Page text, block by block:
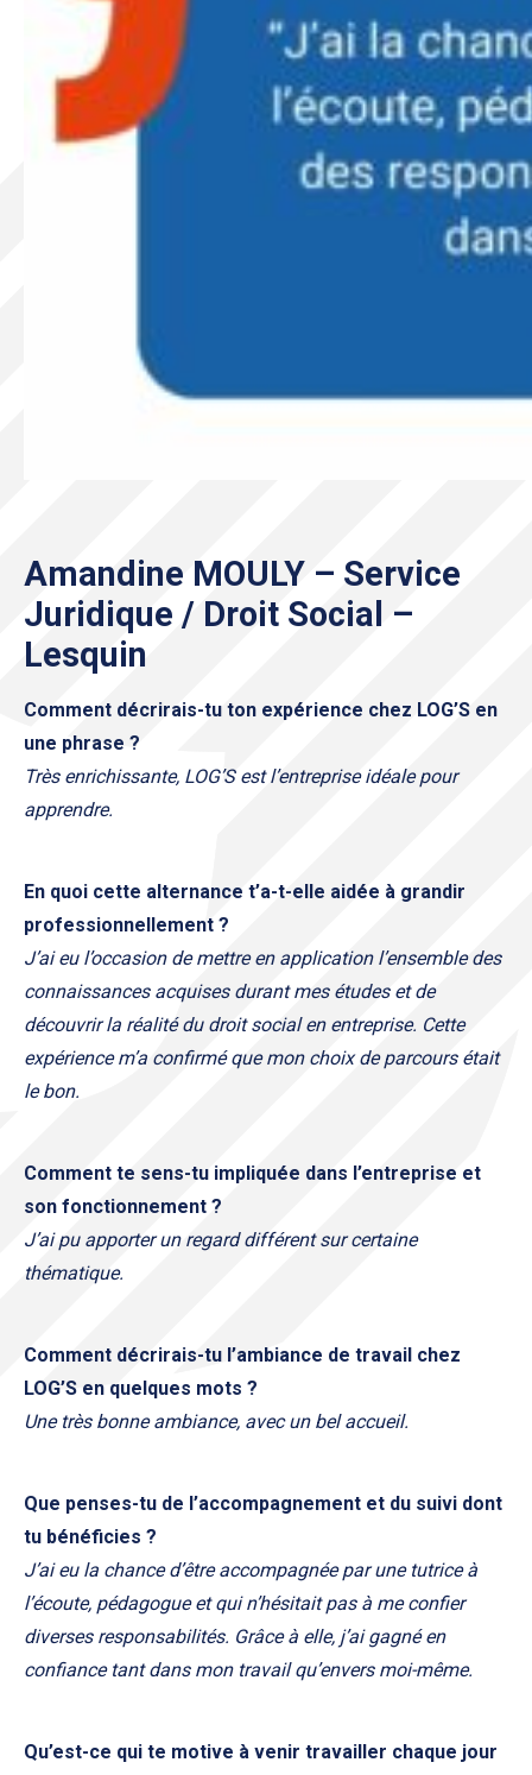
Amandine MOULY – Service
Juridique / Droit Social –
Lesquin
Comment décrirais-tu ton expérience chez LOG’S en
une phrase ?
Très enrichissante, LOG’S est l’entreprise idéale pour
apprendre.
En quoi cette alternance t’a-t-elle aidée à grandir
professionnellement ?
J’ai eu l’occasion de mettre en application l’ensemble des
connaissances acquises durant mes études et de
découvrir la réalité du droit social en entreprise. Cette
expérience m’a confirmé que mon choix de parcours était
le bon.
Comment te sens-tu impliquée dans l’entreprise et
son fonctionnement ?
J’ai pu apporter un regard différent sur certaine
thématique.
Comment décrirais-tu l’ambiance de travail chez
LOG’S en quelques mots ?
Une très bonne ambiance, avec un bel accueil.
Que penses-tu de l’accompagnement et du suivi dont
tu bénéficies ?
J’ai eu la chance d’être accompagnée par une tutrice à
l’écoute, pédagogue et qui n’hésitait pas à me confier
diverses responsabilités. Grâce à elle, j’ai gagné en
confiance tant dans mon travail qu’envers moi-même.
Qu’est-ce qui te motive à venir travailler chaque jour